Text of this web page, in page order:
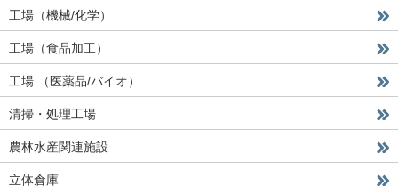
工場（機械/化学）
工場（食品加工）
工場 （医薬品/バイオ）
清掃・処理工場
農林水産関連施設
立体倉庫